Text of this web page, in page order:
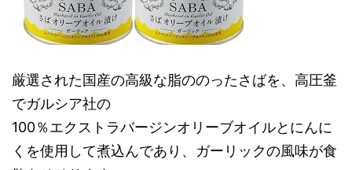
厳選された国産の高級な脂ののったさばを、高圧釜
でガルシア社の
100％エクストラバージンオリーブオイルとにんに
くを使用して煮込んであり、ガーリックの風味が食